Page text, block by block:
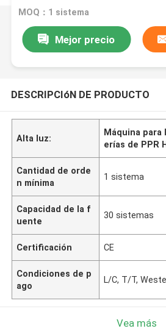
tubo de los PP de la máquina
MOQ：1 sistema
Mejor precio
DESCRIPCIóN DE PRODUCTO
Alta luz:
Máquina
erías de PPR
Cantidad de orde
n mínima
1 sistema
Capacidad de la f
uente
30 sistemas
Certificación CE
Condiciones de p
ago
L/C, T/T,
Vea más